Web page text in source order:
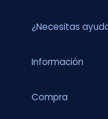
¿Necesitas
Información
Compra